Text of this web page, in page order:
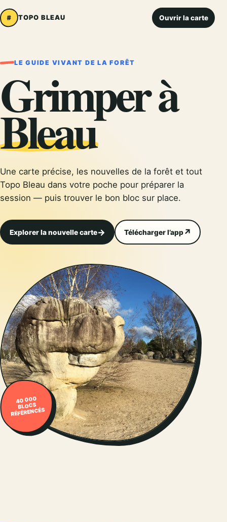
# TOPO BLEAU Ouvrir la carte
LE GUIDE VIVANT DE LA FORÊT
Grimper à
Bleau
Une carte précise, les nouvelles de la forêt et tout
Topo Bleau dans votre poche pour préparer la
session — puis trouver le bon bloc sur place.
Explorer la nouvelle carte Télécharger l’app
40 000
BLOCS
RÉFÉRENCÉS